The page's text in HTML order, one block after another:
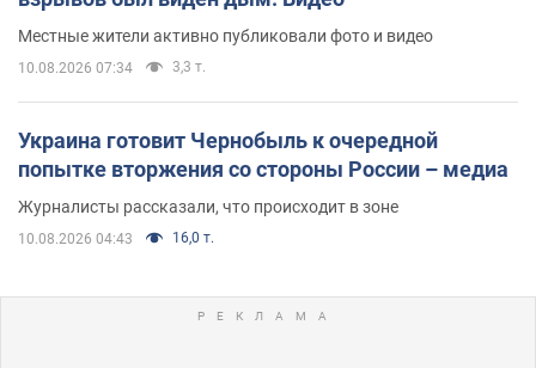
Местные жители активно публиковали фото и видео
10.08.2026 07:34 3,3 т.
Украина готовит Чернобыль к очередной
попытке вторжения со стороны России – медиа
Журналисты рассказали, что происходит в зоне
10.08.2026 04:43 16,0 т.